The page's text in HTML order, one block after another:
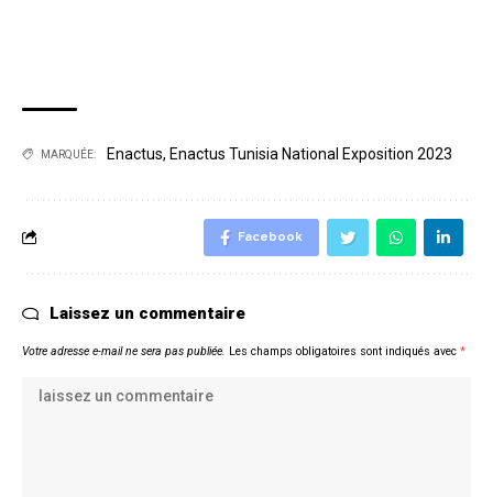
MARQUÉE: Enactus, Enactus Tunisia National Exposition 2023
Facebook
Laissez un commentaire
Votre adresse e-mail ne sera pas publiée. Les champs obligatoires sont indiqués avec *